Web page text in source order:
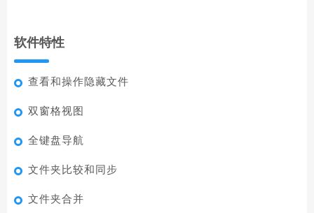
软件特性
查看和操作隐藏文件
双窗格视图
全键盘导航
文件夹比较和同步
文件夹合并